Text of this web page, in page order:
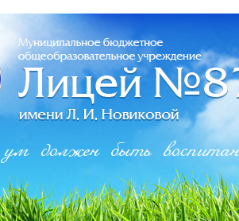
должен быть